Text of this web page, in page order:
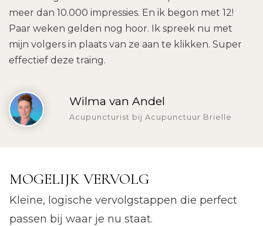
meer dan 10.000 impressies. En ik begon met 12!
Paar weken gelden nog hoor. Ik spreek nu met
mijn volgers in plaats van ze aan te klikken. Super
effectief deze traing.
Wilma van Andel
Acupuncturist bij Acupunctuur Brielle
MOGELIJK VERVOLG
Kleine, logische vervolgstappen die perfect
passen bij waar je nu staat.